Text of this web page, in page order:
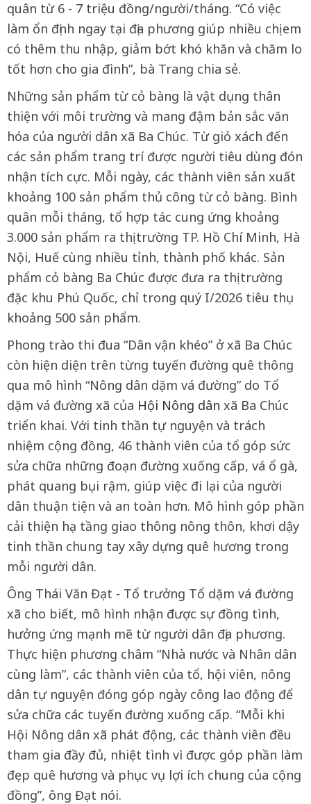
quân từ 6 - 7 triệu đồng/người/tháng. “Có việc
làm ổn định ngay tại địa phương giúp nhiều chị em
có thêm thu nhập, giảm bớt khó khăn và chăm lo
tốt hơn cho gia đình”, bà Trang chia sẻ.
Những sản phẩm từ cỏ bàng là vật dụng thân
thiện với môi trường và mang đậm bản sắc văn
hóa của người dân xã Ba Chúc. Từ giỏ xách đến
các sản phẩm trang trí được người tiêu dùng đón
nhận tích cực. Mỗi ngày, các thành viên sản xuất
khoảng 100 sản phẩm thủ công từ cỏ bàng. Bình
quân mỗi tháng, tổ hợp tác cung ứng khoảng
3.000 sản phẩm ra thị trường TP. Hồ Chí Minh, Hà
Nội, Huế cùng nhiều tỉnh, thành phố khác. Sản
phẩm cỏ bàng Ba Chúc được đưa ra thị trường
đặc khu Phú Quốc, chỉ trong quý I/2026 tiêu thụ
khoảng 500 sản phẩm.
Phong trào thi đua “Dân vận khéo” ở xã Ba Chúc
còn hiện diện trên từng tuyến đường quê thông
qua mô hình “Nông dân dặm vá đường” do Tổ
dặm vá đường xã của Hội Nông dân xã Ba Chúc
triển khai. Với tinh thần tự nguyện và trách
nhiệm cộng đồng, 46 thành viên của tổ góp sức
sửa chữa những đoạn đường xuống cấp, vá ổ gà,
phát quang bụi rậm, giúp việc đi lại của người
dân thuận tiện và an toàn hơn. Mô hình góp phần
cải thiện hạ tầng giao thông nông thôn, khơi dậy
tinh thần chung tay xây dựng quê hương trong
mỗi người dân.
Ông Thái Văn Đạt - Tổ trưởng Tổ dặm vá đường
xã cho biết, mô hình nhận được sự đồng tình,
hưởng ứng mạnh mẽ từ người dân địa phương.
Thực hiện phương châm “Nhà nước và Nhân dân
cùng làm”, các thành viên của tổ, hội viên, nông
dân tự nguyện đóng góp ngày công lao động để
sửa chữa các tuyến đường xuống cấp. “Mỗi khi
Hội Nông dân xã phát động, các thành viên đều
tham gia đầy đủ, nhiệt tình vì được góp phần làm
đẹp quê hương và phục vụ lợi ích chung của cộng
đồng”, ông Đạt nói.